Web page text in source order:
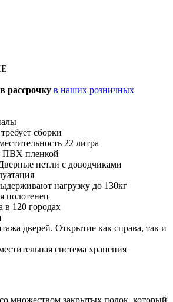
в рассрочку в наших розничных
сборки
22 литра
ПВХ пленкой
петли с доводчиками
нагрузку до 130кг
полотенец
в 120 городах
дверей. Открытие как справа, так и
система хранения
множеством закрытых полок, который